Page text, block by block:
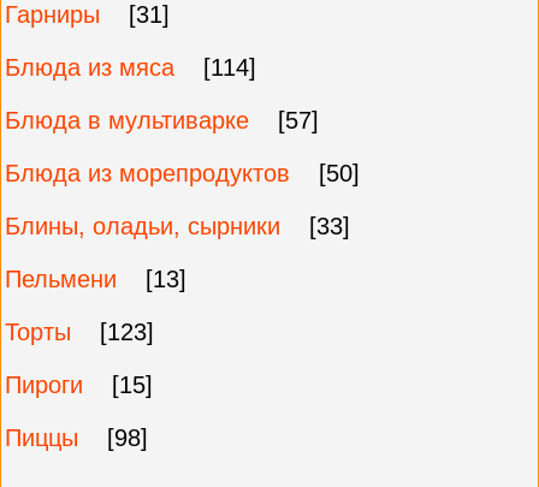
Гарниры
[31]
Блюда из мяса
[114]
Блюда в мультиварке
[57]
Блюда из морепродуктов
[50]
Блины, оладьи, сырники
[33]
Пельмени
[13]
Торты
[123]
Пироги
[15]
Пиццы
[98]